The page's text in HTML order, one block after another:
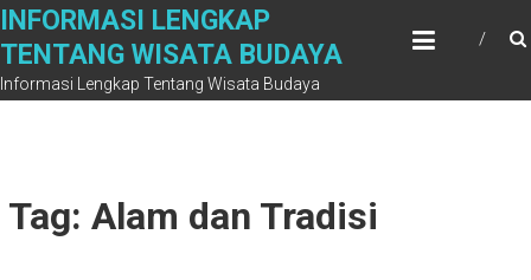
Skip
content
INFORMASI LENGKAP
TENTANG WISATA BUDAYA
Informasi Lengkap Tentang Wisata Budaya
Tag: Alam dan Tradisi